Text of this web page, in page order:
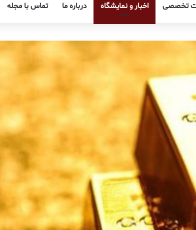
تخصصی اخبار و نمایشگاه درباره ما تماس با مجله